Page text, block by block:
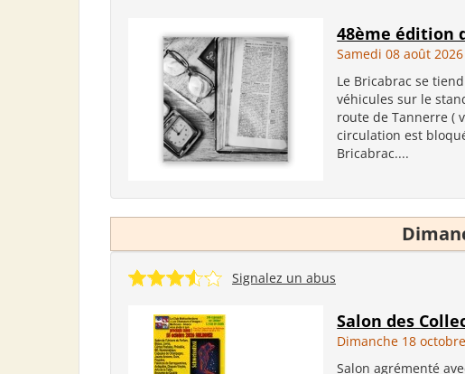
48ème édition
Samedi 08 août 2026
Le Bricabrac se
véhicules sur le
route de Tannerre (
circulation est
Bricabrac....
Signalez un abus
Salon des
Dimanche 18
Salon agrémenté